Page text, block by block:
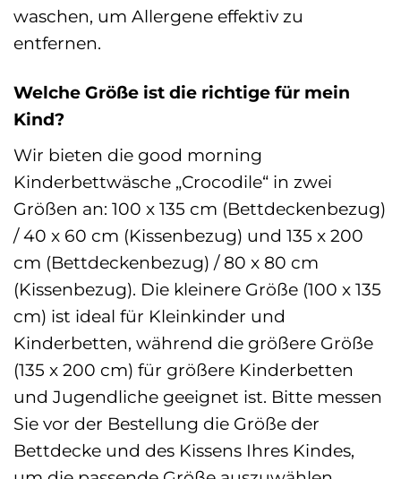
waschen, um Allergene effektiv zu
entfernen.
Welche Größe ist die richtige für mein
Kind?
Wir bieten die good morning
Kinderbettwäsche „Crocodile“ in zwei
Größen an: 100 x 135 cm (Bettdeckenbezug)
/ 40 x 60 cm (Kissenbezug) und 135 x 200
cm (Bettdeckenbezug) / 80 x 80 cm
(Kissenbezug). Die kleinere Größe (100 x 135
cm) ist ideal für Kleinkinder und
Kinderbetten, während die größere Größe
(135 x 200 cm) für größere Kinderbetten
und Jugendliche geeignet ist. Bitte messen
Sie vor der Bestellung die Größe der
Bettdecke und des Kissens Ihres Kindes,